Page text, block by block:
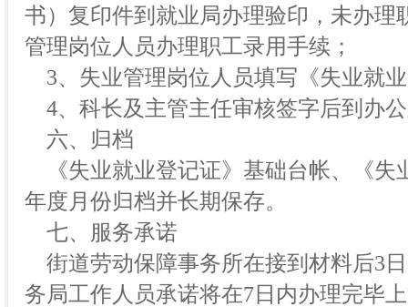
书）复印件到就业局办理验印，未办
管理岗位人员办理职工录用手续；
3、失业管理岗位人员填写《失业就
4、科长及主管主任审核签字后到办
六、归档
《失业就业登记证》基础台帐、《失
年度月份归档并长期保存。
七、服务承诺
街道劳动保障事务所在接到材料后3
务局工作人员承诺将在7日内办理完毕